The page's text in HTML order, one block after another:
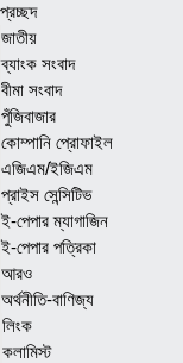
প্রচ্ছদ
জাতীয়
ব্যাংক সংবাদ
বীমা সংবাদ
পুঁজিবাজার
কোম্পানি প্রোফাইল
এজিএম/ইজিএম
প্রাইস সেন্সিটিভ
ই-পেপার ম্যাগাজিন
ই-পেপার পত্রিকা
আরও
অর্থনীতি-বাণিজ্য
লিংক
কলামিস্ট